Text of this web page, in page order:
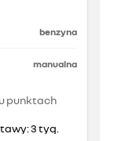
benzyna
manualna
punktach
3 tyg.